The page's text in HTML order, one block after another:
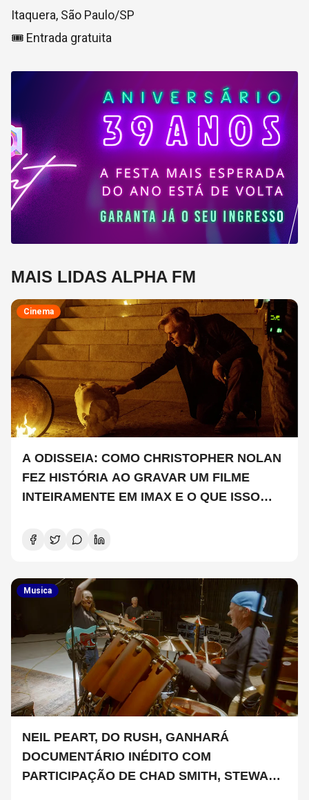
Itaquera, São Paulo/SP
🎟️ Entrada gratuita
MAIS LIDAS ALPHA FM
Cinema
A ODISSEIA: COMO CHRISTOPHER NOLAN
FEZ HISTÓRIA AO GRAVAR UM FILME
INTEIRAMENTE EM IMAX E O QUE ISSO
Musica
NEIL PEART, DO RUSH, GANHARÁ
DOCUMENTÁRIO INÉDITO COM
PARTICIPAÇÃO DE CHAD SMITH, STEWART